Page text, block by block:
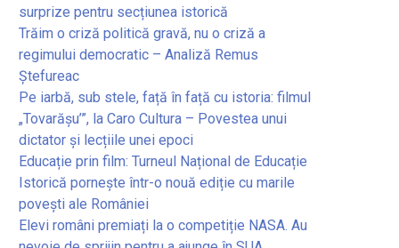
surprize pentru secțiunea istorică
Trăim o criză politică gravă, nu o criză a
regimului democratic – Analiză Remus
Ștefureac
Pe iarbă, sub stele, față în față cu istoria: filmul
„Tovarășu’”, la Caro Cultura – Povestea unui
dictator și lecțiile unei epoci
Educație prin film: Turneul Național de Educație
Istorică pornește într-o nouă ediție cu marile
povești ale României
Elevi români premiați la o competiție NASA. Au